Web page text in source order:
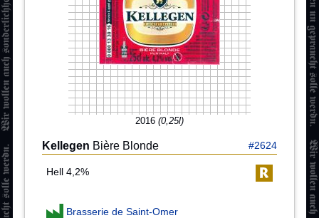
2016 (0,25l)
Kellegen Bière Blonde #2624
Hell 4,2%
Brasserie de Saint-Omer